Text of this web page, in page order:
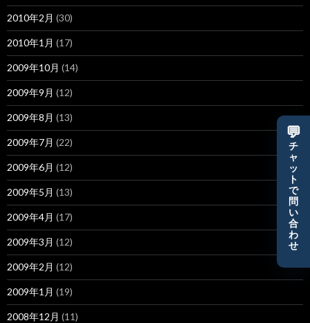
2010年2月 (30)
2010年1月 (17)
2009年10月 (14)
2009年9月 (12)
2009年8月 (13)
2009年7月 (22)
2009年6月 (12)
2009年5月 (13)
2009年4月 (17)
2009年3月 (12)
2009年2月 (12)
2009年1月 (19)
2008年12月 (11)
💬
チ
ャ
ッ
ト
で
問
い
合
わ
せ